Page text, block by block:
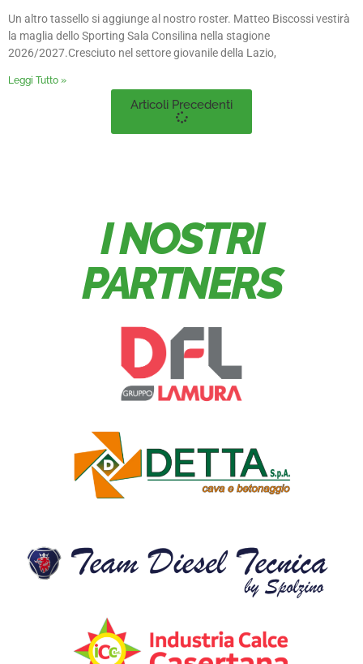
Un altro tassello si aggiunge al nostro roster. Matteo Biscossi vestirà
la maglia dello Sporting Sala Consilina nella stagione
2026/2027.Cresciuto nel settore giovanile della Lazio,
Leggi Tutto »
Articoli Precedenti
I NOSTRI
PARTNERS